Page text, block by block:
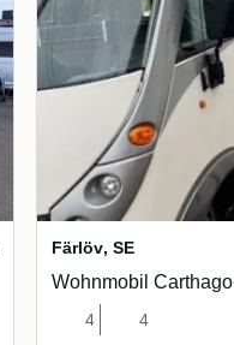
Färlöv, SE
Wohnmobil Carthago
4 4